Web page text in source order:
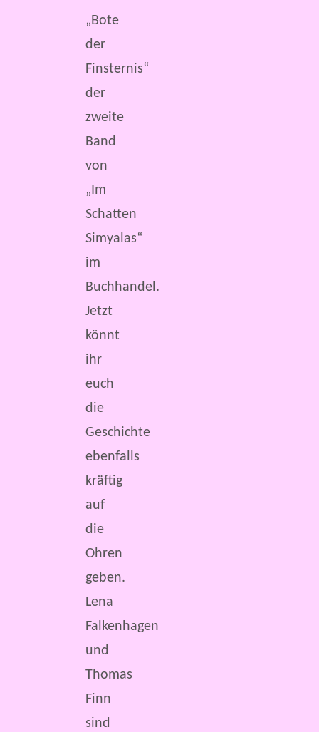
„Bote
der
Finsternis“
der
zweite
Band
von
„Im
Schatten
Simyalas“
im
Buchhandel.
Jetzt
könnt
ihr
euch
die
Geschichte
ebenfalls
kräftig
auf
die
Ohren
geben.
Lena
Falkenhagen
und
Thomas
Finn
sind